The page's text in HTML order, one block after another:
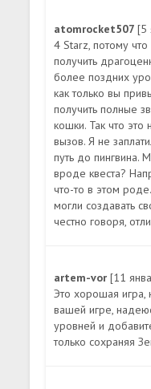
atomrocket507[5
4 Starz, потому
получить
более поздних
как только вы
получить полные
кошки. Так что это
вызов. Я не
путь до пингвина.
вроде квеста?
что-то в этом
могли создавать
честно говоря,
artem-vor[11
Это хорошая игра,
вашей игре,
уровней и
только сохраняя